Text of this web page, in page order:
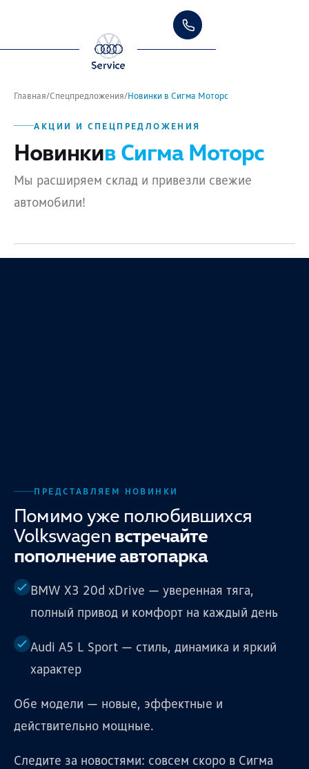
Главная/Спецпредложения/Новинки в Сигма Моторс
АКЦИИ И СПЕЦПРЕДЛОЖЕНИЯ
Новинкив Сигма Моторс
Мы расширяем склад и привезли свежие
автомобили!
ПРЕДСТАВЛЯЕМ НОВИНКИ
Помимо уже полюбившихся
Volkswagen встречайте
пополнение автопарка
BMW X3 20d xDrive — уверенная тяга,
полный привод и комфорт на каждый день
Audi A5 L Sport — стиль, динамика и яркий
характер
Обе модели — новые, эффектные и
действительно мощные.
Следите за новостями: совсем скоро в Сигма